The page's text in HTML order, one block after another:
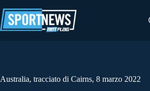
al
contenuto
Australia, tracciato di Cairns, 8 marzo 2022